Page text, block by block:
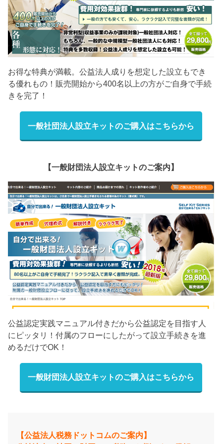
お得な特典が満載。公益法人成りを想定した設立もでき
る優れもの！販売開始から400名以上の方がご自身で手続
きを完了！
一般社団法人設立キットのご購入はこちらから
【一般財団法人設立キットのご案内】
公益認定実践マニュアル付きだから公益認定を目指す人
にピッタリ！付属のフローにしたがって設立手続きを進
めるだけでOK！
一般財団法人設立キットのご購入はこちらから
【公益法人税務ドットコムのご案内】